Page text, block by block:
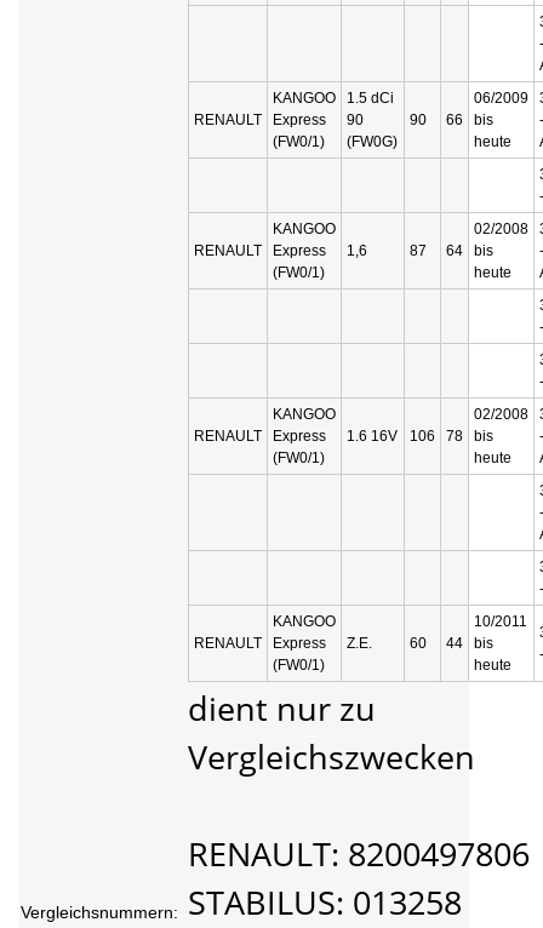
-
RENAULT
KANGOO
Express
(FW0/1)
1.5 dCi
90
(FW0G)
90 66
06/2009
bis
heute
-
RENAULT
KANGOO
Express
(FW0/1)
1,6 87 64
02/2008
bis
heute
-
RENAULT
KANGOO
Express
(FW0/1)
1.6 16V 106 78
02/2008
bis
heute
-
-
RENAULT
KANGOO
Express
(FW0/1)
Z.E. 60 44
10/2011
bis
heute
Vergleichsnummern:
dient nur zu
Vergleichszwecken
RENAULT: 8200497806
STABILUS: 013258